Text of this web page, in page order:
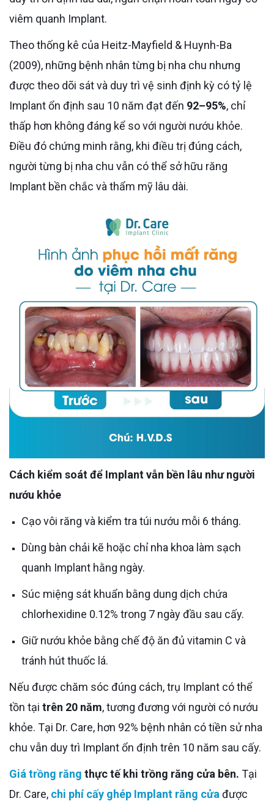
viêm quanh Implant.
Theo thống kê của Heitz-Mayfield & Huynh-Ba
(2009), những bệnh nhân từng bị nha chu nhưng
được theo dõi sát và duy trì vệ sinh định kỳ có tỷ lệ
Implant ổn định sau 10 năm đạt đến 92–95%, chỉ
thấp hơn không đáng kể so với người nướu khỏe.
Điều đó chứng minh rằng, khi điều trị đúng cách,
người từng bị nha chu vẫn có thể sở hữu răng
Implant bền chắc và thẩm mỹ lâu dài.
Cách kiểm soát để Implant vẫn bền lâu như người
nướu khỏe
Cạo vôi răng và kiểm tra túi nướu mỗi 6 tháng.
Dùng bàn chải kẽ hoặc chỉ nha khoa làm sạch
quanh Implant hằng ngày.
Súc miệng sát khuẩn bằng dung dịch chứa
chlorhexidine 0.12% trong 7 ngày đầu sau cấy.
Giữ nướu khỏe bằng chế độ ăn đủ vitamin C và
tránh hút thuốc lá.
Nếu được chăm sóc đúng cách, trụ Implant có thể
tồn tại trên 20 năm, tương đương với người có nướu
khỏe. Tại Dr. Care, hơn 92% bệnh nhân có tiền sử nha
chu vẫn duy trì Implant ổn định trên 10 năm sau cấy.
Giá trồng răng thực tế khi trồng răng cửa bên. Tại
Dr. Care, chi phí cấy ghép Implant răng cửa được